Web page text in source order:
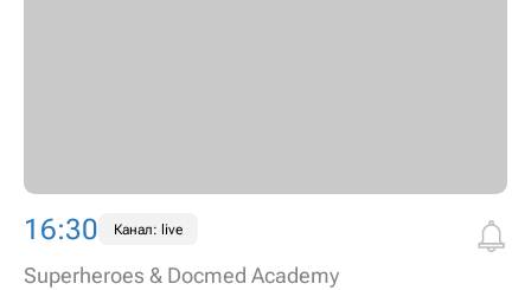
16:30 Канал: live
Superheroes & Docmed Academy